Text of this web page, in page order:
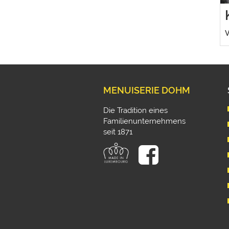
MENUISERIE DOHM
Die Tradition eines
Familienunternehmens
seit 1871